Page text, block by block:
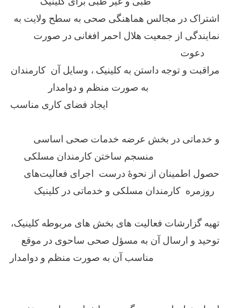
نمایندگی از جمعیت هلال احمر افغانی در صورت
و خدماتی در بخش عرضه خدمات صحی اساسی
حصول اطمینان از نحوهٔ درست اجرای فعالیت‌های
تهیه گزارشات فعالیت های بخش های مربوطه کلینیک،
توحید و ارسال آن به مسؤل صحی ساحوی در موقع
مناسب آن به صورت منظم و دوامدار